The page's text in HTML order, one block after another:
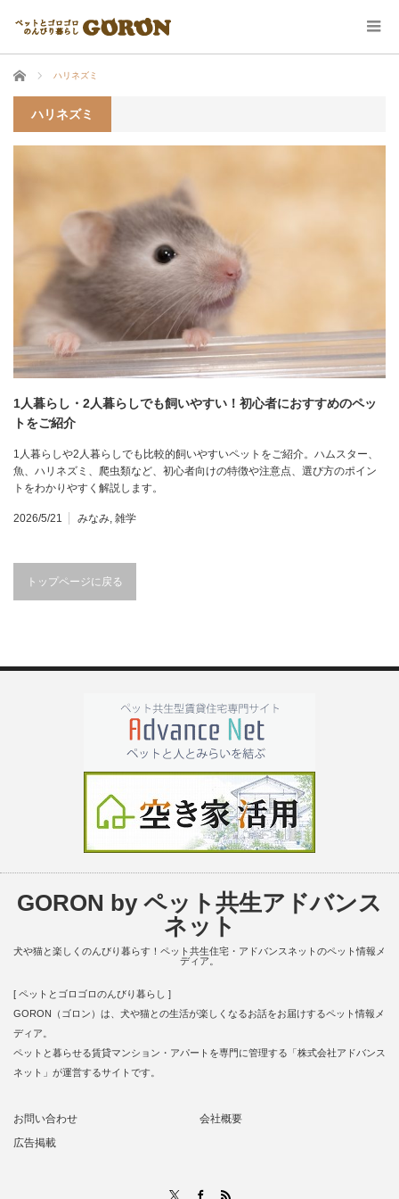
ホーム ハリネズミ
ハリネズミ
1人暮らし・2人暮らしでも飼いやすい！初心者におすすめのペッ
トをご紹介
1人暮らしや2人暮らしでも比較的飼いやすいペットをご紹介。ハムスター、
魚、ハリネズミ、爬虫類など、初心者向けの特徴や注意点、選び方のポイン
トをわかりやすく解説します。
2026/5/21 みなみ, 雑学
トップページに戻る
GORON by ペット共生アドバンス
ネット
犬や猫と楽しくのんびり暮らす！ペット共生住宅・アドバンスネットのペット情報メ
ディア。
[ ペットとゴロゴロのんびり暮らし ]
GORON（ゴロン）は、犬や猫との生活が楽しくなるお話をお届けするペット情報メ
ディア。
ペットと暮らせる賃貸マンション・アパートを専門に管理する「株式会社アドバンス
ネット」が運営するサイトです。
お問い合わせ
会社概要
広告掲載
Facebook